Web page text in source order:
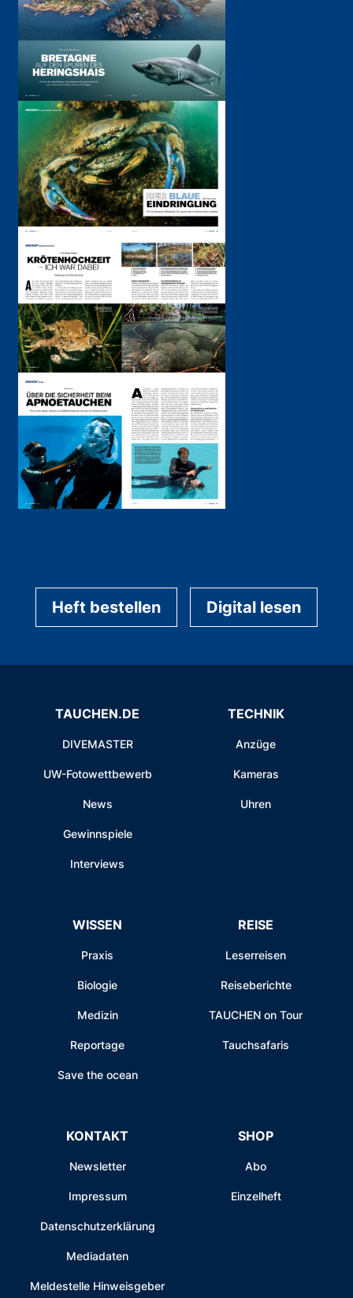
Heft bestellen Digital lesen
TAUCHEN.DE
DIVEMASTER
UW-Fotowettbewerb
News
Gewinnspiele
Interviews
TECHNIK
Anzüge
Kameras
Uhren
WISSEN
Praxis
Biologie
Medizin
Reportage
Save the ocean
REISE
Leserreisen
Reiseberichte
TAUCHEN on Tour
Tauchsafaris
KONTAKT
Newsletter
Impressum
Datenschutzerklärung
Mediadaten
Meldestelle Hinweisgeber
SHOP
Abo
Einzelheft